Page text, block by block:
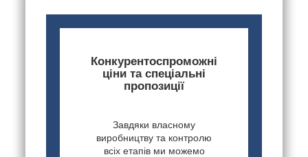
Конкурентоспроможні
ціни та спеціальні
пропозиції
Завдяки власному
виробництву та контролю
всіх етапів ми можемо